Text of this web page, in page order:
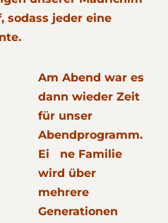
sodass jeder eine
Am Abend war es
dann wieder Zeit
für unser
Abendprogramm.
Ei ne Familie
wird über
mehrere
Generationen